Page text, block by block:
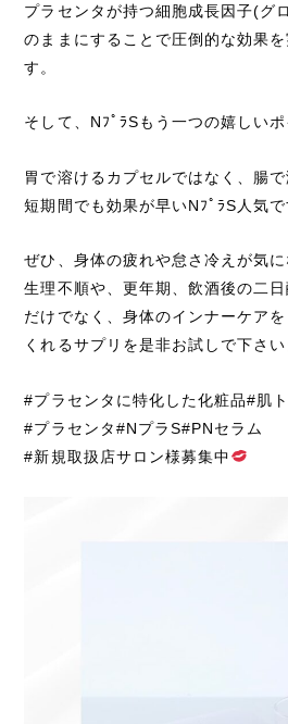
プラセンタが持つ細胞成長因子(グ
のままにすることで圧倒的な効果
す。
そして、NﾌﾟﾗSもう一つの嬉しい
胃で溶けるカプセルではなく、腸
短期間でも効果が早いNﾌﾟﾗS人気で
ぜひ、身体の疲れや怠さ冷えが気に
生理不順や、更年期、飲酒後の二
だけでなく、身体のインナーケア
くれるサプリを是非お試しで下さい
#プラセンタに特化した化粧品#肌
#プラセンタ#NプラS#PNセラム
#新規取扱店サロン様募集中